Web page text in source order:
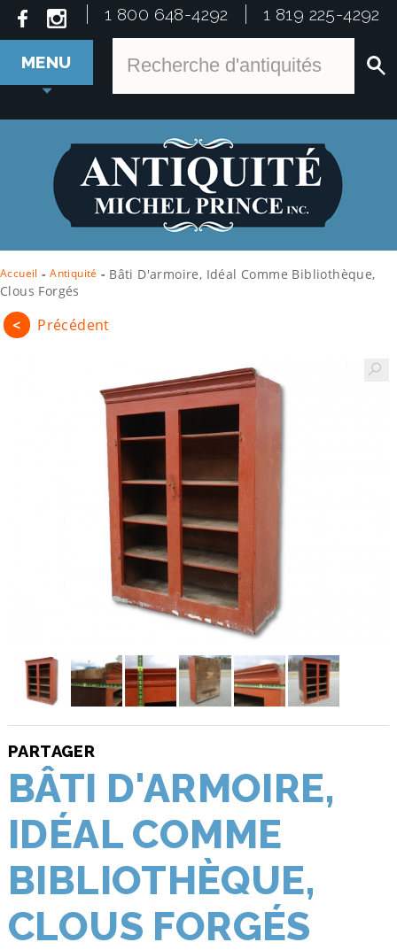
1 800 648-4292 1 819 225-4292
MENU
Accueil - Antiquité - Bâti D'armoire, Idéal Comme Bibliothèque,
Clous Forgés
< Précédent
PARTAGER
BÂTI D'ARMOIRE,
IDÉAL COMME
BIBLIOTHÈQUE,
CLOUS FORGÉS